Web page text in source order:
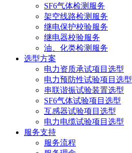
SF6气体检测服务
架空线路检测服务
继电保护校验服务
继电器校验服务
油、化类检测服务
选型方案
电力资质承试项目选型
电力预防性试验项目选型
串联谐振试验装置选型
SF6气体试验项目选型
互感器试验项目选型
电力电缆试验项目选型
服务支持
服务流程